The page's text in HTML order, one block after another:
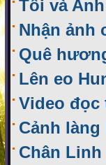
Tôi và Anh
Nhận ảnh
Quê
Lên eo
Video đọc
Cảnh làng
Chân